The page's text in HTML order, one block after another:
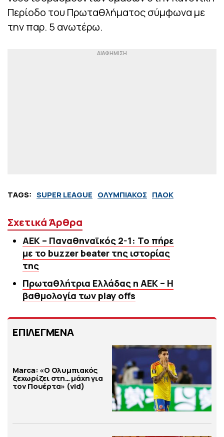
Περίοδο του Πρωταθλήματος σύμφωνα με
την παρ. 5 ανωτέρω.
TAGS: SUPER LEAGUE ΟΛΥΜΠΙΑΚΟΣ ΠΑΟΚ
Σχετικά Άρθρα
ΑΕΚ – Παναθηναϊκός 2-1: Το πήρε
με το buzzer beater της ιστορίας
της
Πρωταθλήτρια Ελλάδας η ΑΕΚ – Η
βαθμολογία των play offs
ΕΠΙΛΕΓΜΕΝΑ
Marca: «Ο Ολυμπιακός
ξεχωρίζει στη… μάχη για
τον Πουέρτα» (vid)